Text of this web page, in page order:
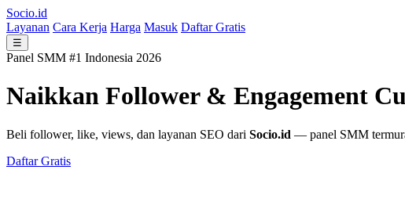
Socio.id
Layanan Cara Kerja Harga Masuk Daftar Gratis
☰
Panel SMM #1 Indonesia 2026
Naikkan Follower & Engagement
Beli follower, like, views, dan layanan SEO dari Socio.id — panel SMM
Daftar Gratis